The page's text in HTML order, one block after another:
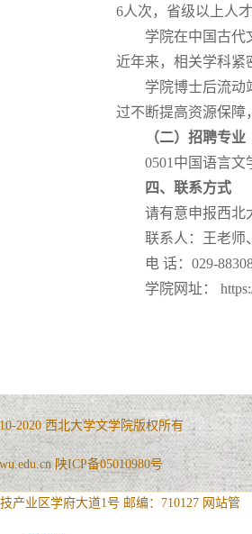
6人次，省级以上人
学院在中国古代
近年来，相关学科紧
学院博士后流动
过不断提高资源保障
（二）招聘专
0501中国语言
四、联系方式
请有意申报西北
联系人：王老师
电 话：029-
学院网址：
2020 西北大学文学院版权所有
陕ICP备05010980号
产业区学府大道1号 邮编：710127 网站管